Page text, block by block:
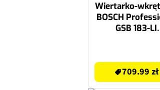
Wiertarko-
BOSCH
GSB 183-LI
709.99 zł